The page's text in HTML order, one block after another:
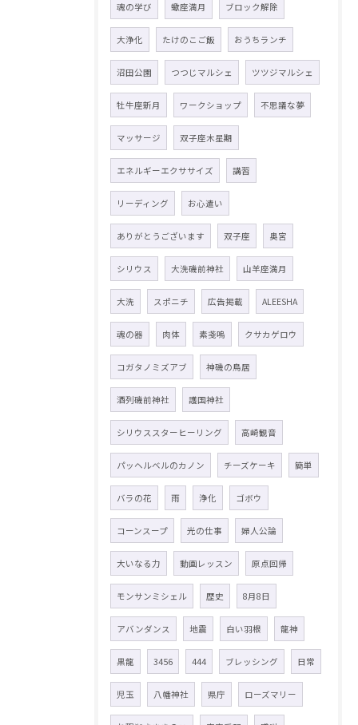
魂の学び 蠍座満月 ブロック解除
大浄化 たけのこご飯 おうちランチ
沼田公園 つつじマルシェ ツツジマルシェ
牡牛座新月 ワークショップ 不思議な夢
マッサージ 双子座木星期
エネルギーエクササイズ 講習
リーディング お心遣い
ありがとうございます 双子座 奥宮
シリウス 大洗磯前神社 山羊座満月
大洗 スポニチ 広告掲載 ALEESHA
魂の器 肉体 素戔嗚 クサカゲロウ
コガタノミズアブ 神磯の鳥居
酒列磯前神社 護国神社
シリウススターヒーリング 高崎観音
パッヘルベルのカノン チーズケーキ 簡単
バラの花 雨 浄化 ゴボウ
コーンスープ 光の仕事 婦人公論
大いなる力 動画レッスン 原点回帰
モンサンミシェル 歴史 8月8日
アバンダンス 地震 白い羽根 龍神
黒龍 3456 444 ブレッシング 日常
児玉 八幡神社 県庁 ローズマリー